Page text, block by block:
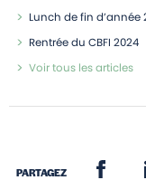
Lunch de fin d’année
Rentrée du CBFI 2024
Voir tous les articles
PARTAGEZ